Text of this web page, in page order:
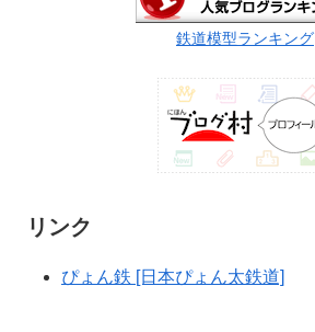
鉄道模型ランキング
リンク
ぴょん鉄 [日本ぴょん太鉄道]